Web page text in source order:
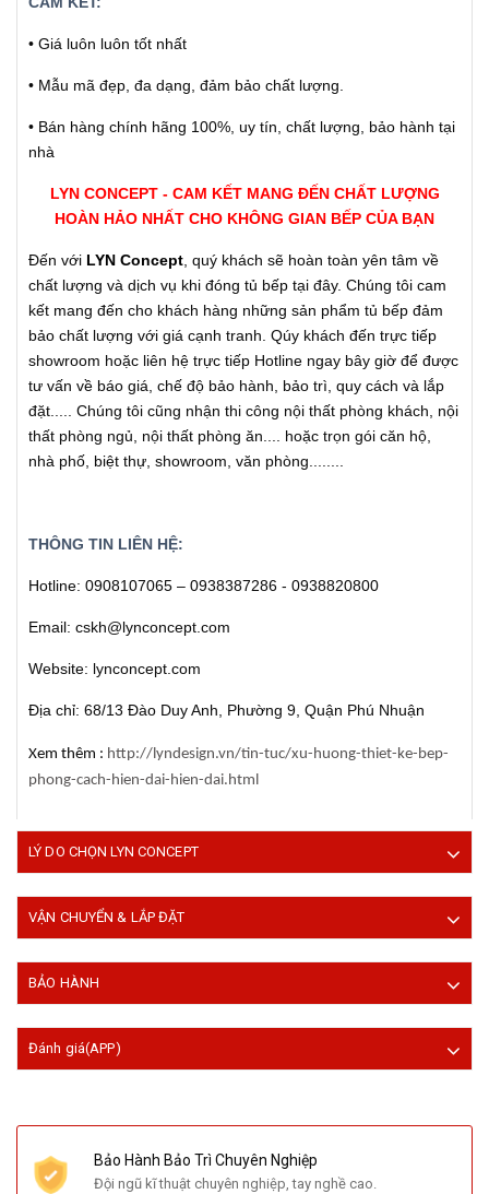
• Giá luôn luôn tốt nhất
• Mẫu mã đẹp, đa dạng, đảm bảo chất lượng.
• Bán hàng chính hãng 100%, uy tín, chất lượng, bảo hành tại
nhà
LYN CONCEPT - CAM KẾT MANG ĐẾN CHẤT LƯỢNG
HOÀN HẢO NHẤT CHO KHÔNG GIAN BẾP CỦA BẠN
Đến với LYN Concept, quý khách sẽ hoàn toàn yên tâm về
chất lượng và dịch vụ khi đóng tủ bếp tại đây. Chúng tôi cam
kết mang đến cho khách hàng những sản phẩm tủ bếp đảm
bảo chất lượng với giá cạnh tranh. Qúy khách đến trực tiếp
showroom hoặc liên hệ trực tiếp Hotline ngay bây giờ để được
tư vấn về báo giá, chế độ bảo hành, bảo trì, quy cách và lắp
đặt..... Chúng tôi cũng nhận thi công nội thất phòng khách, nội
thất phòng ngủ, nội thất phòng ăn.... hoặc trọn gói căn hộ,
nhà phố, biệt thự, showroom, văn phòng........
THÔNG TIN LIÊN HỆ:
Hotline: 0908107065 – 0938387286 - 0938820800
Email: cskh@lynconcept.com
Website: lynconcept.com
Địa chỉ: 68/13 Đào Duy Anh, Phường 9, Quận Phú Nhuận
Xem thêm : http://lyndesign.vn/tin-tuc/xu-huong-thiet-ke-bep-
phong-cach-hien-dai-hien-dai.html
LÝ DO CHỌN LYN CONCEPT
VẬN CHUYỂN & LẮP ĐẶT
BẢO HÀNH
Đánh giá(APP)
Bảo Hành Bảo Trì Chuyên Nghiệp
Đội ngũ kĩ thuật chuyên nghiệp, tay nghề cao.